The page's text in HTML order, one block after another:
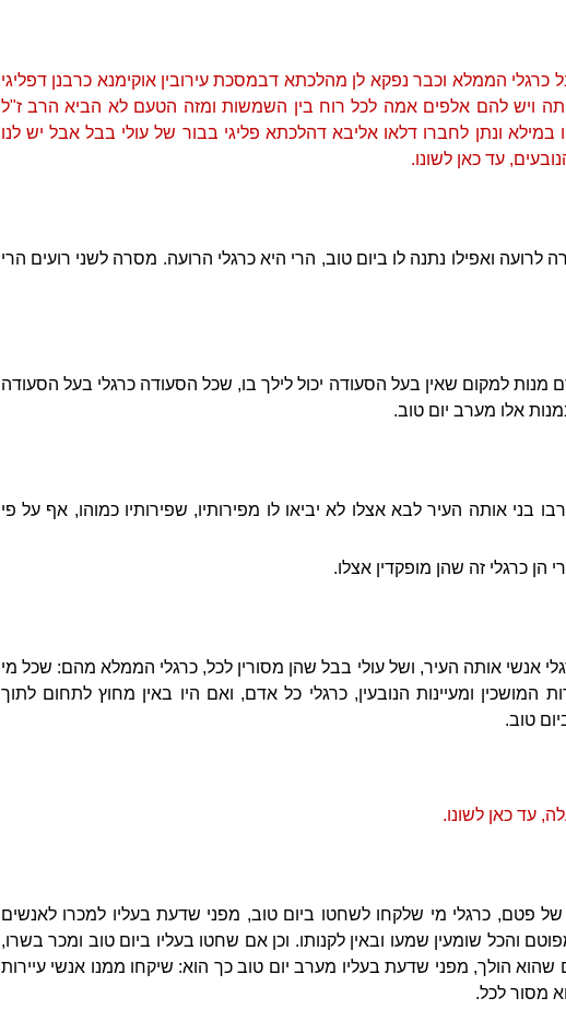
הממלא וכבר נפקא לן מהלכתא דבמסכת עירובין אוקימנא כרבנן דפליגי
ויש להם אלפים אמה לכל רוח בין השמשות ומזה הטעם לא הביא הרב ז"ל
ונתן לחברו דלאו אליבא דהלכתא פליגי בבור של עולי בבל אבל יש לנו
עד כאן לשונו.
ואפילו נתנה לו ביום טוב, הרי היא כרגלי הרועה. מסרה לשני רועים הרי
מנות למקום שאין בעל הסעודה יכול לילך בו, שכל הסעודה כרגלי בעל הסעודה
אלו מערב יום טוב.
בני אותה העיר לבא אצלו לא יביאו לו מפירותיו, שפירותיו כמוהו, אף על פי
הן כרגלי זה שהן מופקדין אצלו.
אנשי אותה העיר, ושל עולי בבל שהן מסורין לכל, כרגלי הממלא מהם: שכל מי
ומעיינות הנובעין, כרגלי כל אדם, ואם היו באין מחוץ לתחום לתוך
טוב.
עד כאן לשונו.
פטם, כרגלי מי שלקחו לשחטו ביום טוב, מפני שדעת בעליו למכרו לאנשים
והכל שומעין שמעו ובאין לקנותו. וכן אם שחטו בעליו ביום טוב ומכר בשרו,
הולך, מפני שדעת בעליו מערב יום טוב כך הוא: שיקחו ממנו אנשי עיירות
מסור לכל.